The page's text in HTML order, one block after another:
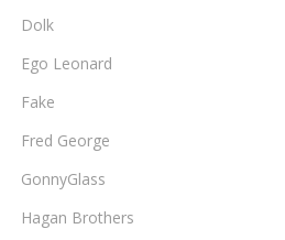
Dolk
Ego Leonard
Fake
Fred George
GonnyGlass
Hagan Brothers